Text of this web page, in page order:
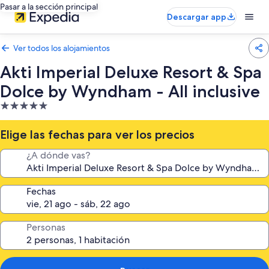
Pasar a la sección principal
Descargar app
Ver todos los alojamientos
Akti Imperial Deluxe Resort & Spa
Dolce by Wyndham - All inclusive
Alojamiento
de
5.0 estrellas
Elige las fechas para ver los precios
¿A dónde vas?
Fechas
Personas